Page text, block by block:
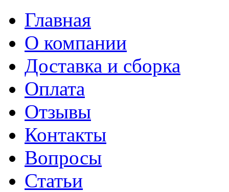
Главная
О компании
Доставка и сборка
Оплата
Отзывы
Контакты
Вопросы
Статьи